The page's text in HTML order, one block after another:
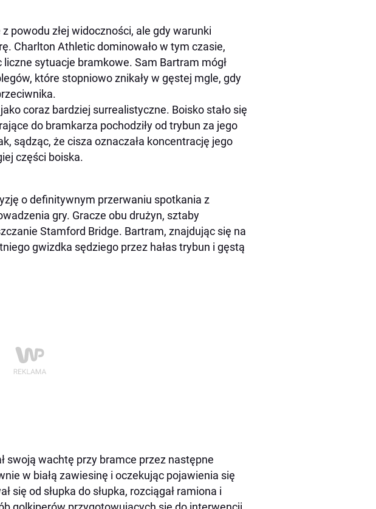
powodu złej widoczności, ale gdy warunki
Charlton Athletic dominowało w tym czasie,
sytuacje bramkowe. Sam Bartram mógł
które stopniowo znikały w gęstej mgle, gdy
coraz bardziej surrealistyczne. Boisko stało się
do bramkarza pochodziły od trybun za jego
sądząc, że cisza oznaczała koncentrację jego
części boiska.
o definitywnym przerwaniu spotkania z
gry. Gracze obu drużyn, sztaby
Stamford Bridge. Bartram, znajdując się na
gwizdka sędziego przez hałas trybun i gęstą
swoją wachtę przy bramce przez następne
w białą zawiesinę i oczekując pojawienia się
się od słupka do słupka, rozciągał ramiona i